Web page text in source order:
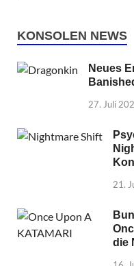
KONSOLEN NEWS
Neues
27. Juli
21.
die